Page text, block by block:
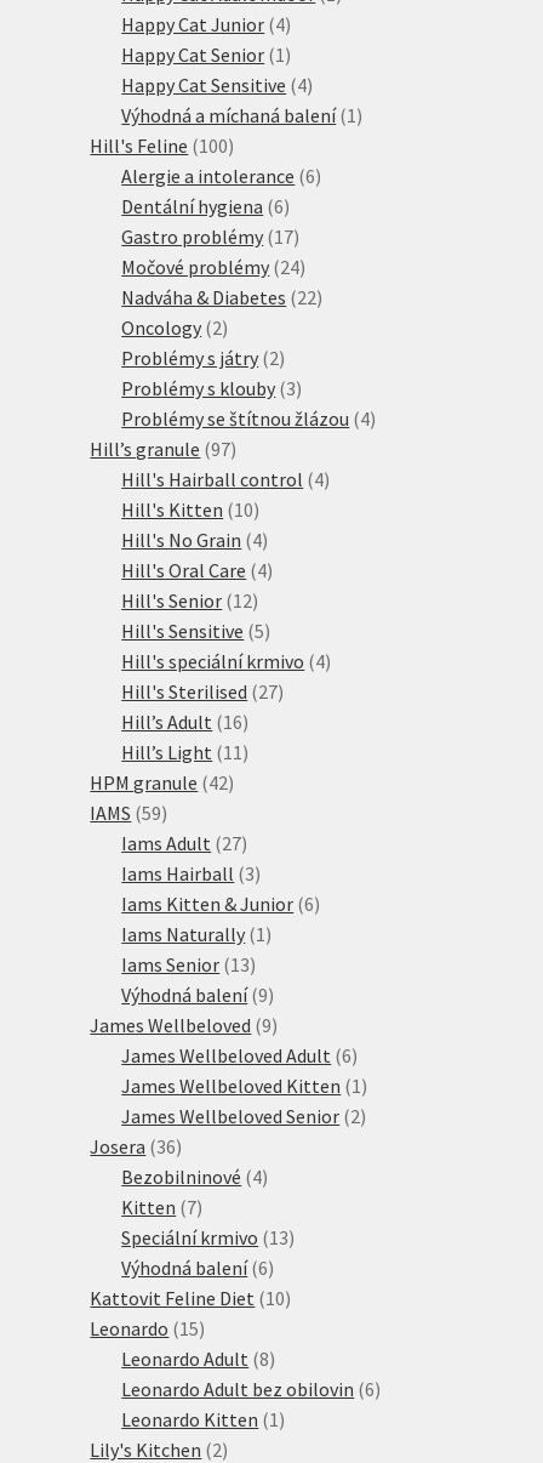
Happy Cat Junior 44
produkty
Happy Cat Senior 1 1
produkt
Happy Cat Sensitive 44
produkty
Výhodná a míchaná balení 1 1
Hill's Feline 100100
produktů
Alergie a intolerance 66
Dentální hygiena 66
produktů
Gastro problémy 1717
produktů
Močové problémy 2424
produktů
Nadváha & Diabetes 2222
Oncology 22
produkty
Problémy s játry 22
produkty
Problémy s klouby 33
produkty
Problémy se štítnou žlázou 44
Hill’s granule 9797
produktů
Hill's Hairball control 44
Hill's Kitten 1010
produktů
Hill's No Grain 44
produkty
Hill's Oral Care 44
Hill's Senior 1212
produktů
Hill's Sensitive 55
produktů
Hill's speciální krmivo 44
Hill's Sterilised 2727
Hill’s Adult 1616
produktů
Hill’s Light 11 11
HPM granule 4242
IAMS 5959
produktů
Iams Adult 2727
produktů
Iams Hairball 33
produkty
Iams Kitten & Junior 66
Iams Naturally 1 1
Iams Senior 1313
produktů
Výhodná balení 99
produktů
James Wellbeloved 99
produktů
James Wellbeloved Adult 66
produktů
James Wellbeloved Kitten 1 1
produkt
James Wellbeloved Senior 22
Josera 3636
produktů
Bezobilninové 44
Kitten 77
produktů
Speciální krmivo 1313
Výhodná balení 66
produktů
Kattovit Feline Diet 1010
Leonardo 1515
produktů
Leonardo Adult 88
produktů
Leonardo Adult bez obilovin 66
Leonardo Kitten 1 1
Lily's Kitchen 22